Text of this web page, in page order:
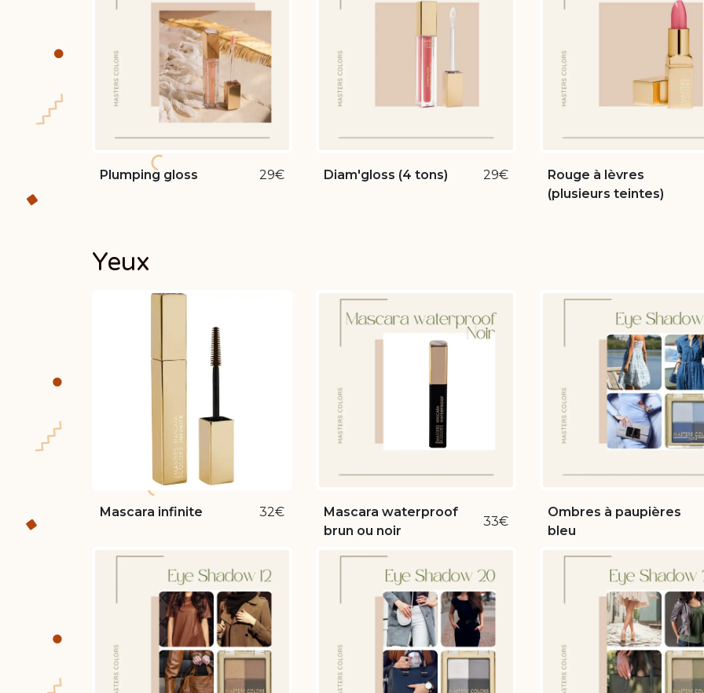
Plumping gloss 29€ Diam'gloss (4 tons) 29€
Rouge à lèvres
(plusieurs teintes)
Yeux
Mascara infinite 32€
Mascara waterproof
brun ou noir
33€
Ombres à paupières
bleu